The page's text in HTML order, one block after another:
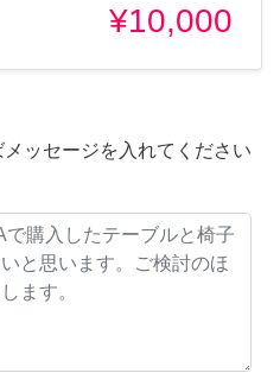
¥10,000
ッセージを入れてください